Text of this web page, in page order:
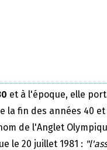
et à l'époque, elle
la fin des années 40 et
de l'Anglet
le 20 juillet 1981 :